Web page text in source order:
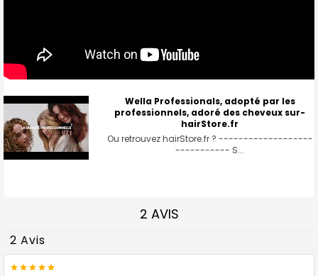
Wella Professionals, adopté par les
professionnels, adoré des cheveux sur-
hairStore.fr
Ou retrouvez hairStore.fr ? -------------------
----------- S...
2 AVIS
2 Avis
5